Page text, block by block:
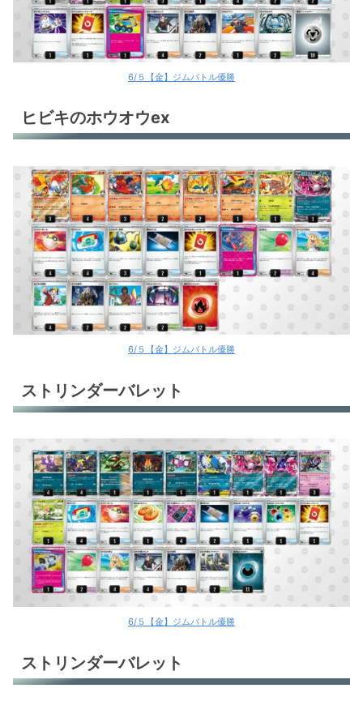
6/５【金】ジムバトル優勝
ヒビキのホウオウex
6/５【金】ジムバトル優勝
ストリンダーバレット
6/５【金】ジムバトル優勝
ストリンダーバレット